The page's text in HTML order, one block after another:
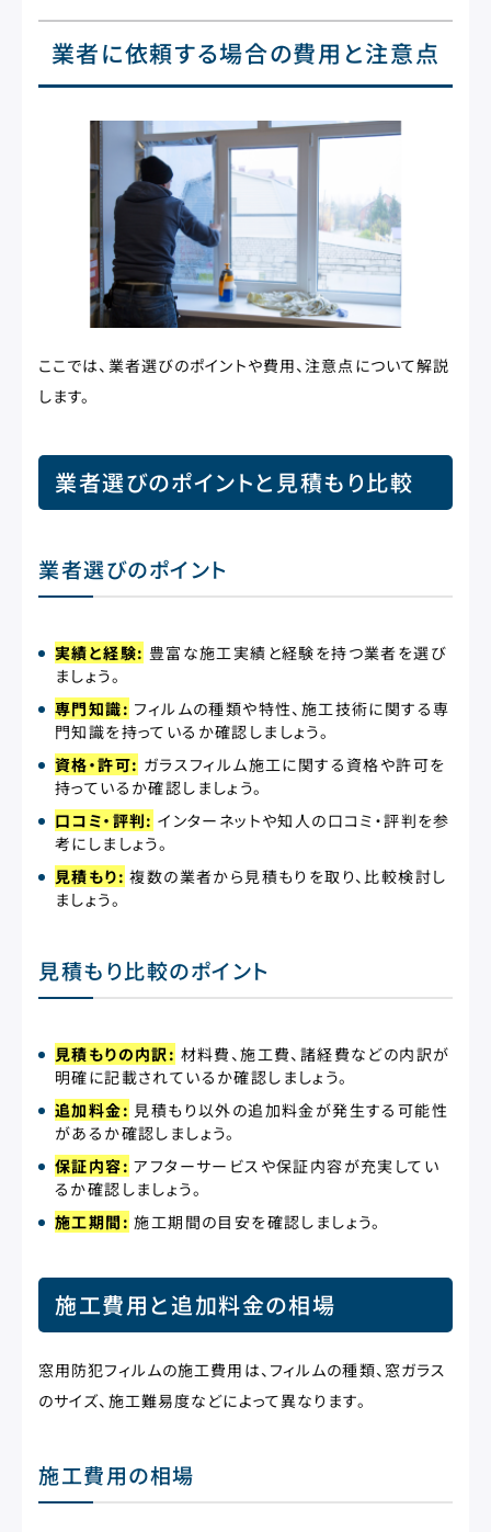
業者に依頼する場合の費用と注意点
ここでは、業者選びのポイントや費用、注意点について解説
します。
業者選びのポイントと見積もり比較
業者選びのポイント
実績と経験: 豊富な施工実績と経験を持つ業者を選び
ましょう。
専門知識: フィルムの種類や特性、施工技術に関する専
門知識を持っているか確認しましょう。
資格・許可: ガラスフィルム施工に関する資格や許可を
持っているか確認しましょう。
口コミ・評判: インターネットや知人の口コミ・評判を参
考にしましょう。
見積もり: 複数の業者から見積もりを取り、比較検討し
ましょう。
見積もり比較のポイント
見積もりの内訳: 材料費、施工費、諸経費などの内訳が
明確に記載されているか確認しましょう。
追加料金: 見積もり以外の追加料金が発生する可能性
があるか確認しましょう。
保証内容: アフターサービスや保証内容が充実してい
るか確認しましょう。
施工期間: 施工期間の目安を確認しましょう。
施工費用と追加料金の相場
窓用防犯フィルムの施工費用は、フィルムの種類、窓ガラス
のサイズ、施工難易度などによって異なります。
施工費用の相場